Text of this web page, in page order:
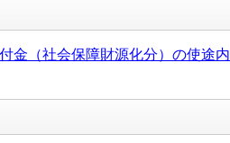
金（社会保障財源化分）の使途内